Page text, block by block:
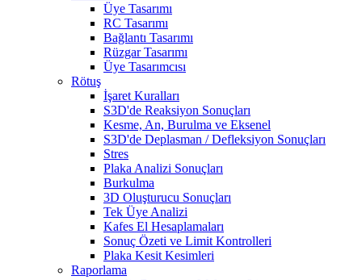
Üye Tasarımı
RC Tasarımı
Bağlantı Tasarımı
Rüzgar Tasarımı
Üye Tasarımcısı
Rötuş
İşaret Kuralları
S3D'de Reaksiyon Sonuçları
Kesme, An, Burulma ve Eksenel
S3D'de Deplasman / Defleksiyon Sonuçları
Stres
Plaka Analizi Sonuçları
Burkulma
3D Oluşturucu Sonuçları
Tek Üye Analizi
Kafes El Hesaplamaları
Sonuç Özeti ve Limit Kontrolleri
Plaka Kesit Kesimleri
Raporlama